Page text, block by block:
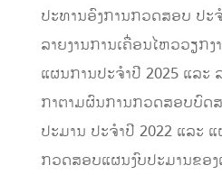
ປະທານອົງການກວດສອບ ປະ
ລາຍງານການເຄື່ອນໄຫວວຽກງ
ແຜນການປະຈຳປີ 2025 ແລະ
ກາຕາມຜົນການກວດສອບບົດ
ປະມານ ປະຈຳປີ 2022 ແລະ
ກວດສອບແຜນງົບປະມານຂອງ